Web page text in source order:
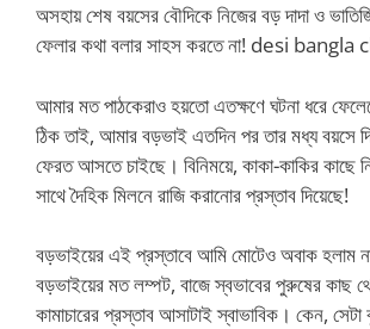
অসহায় শেষ বয়সের বৌদিকে নিজের বড় দাদা ও
ফেলার কথা বলার সাহস করতে না! desi bangla
আমার মত পাঠকেরাও হয়তো এতক্ষণে ঘটনা ধরে
ঠিক তাই, আমার বড়ভাই এতদিন পর তার মধ্য বয়সে
ফেরত আসতে চাইছে। বিনিময়ে, কাকা-কাকির কাছে
সাথে দৈহিক মিলনে রাজি করানোর প্রস্তাব দিয়েছে!
বড়ভাইয়ের এই প্রস্তাবে আমি মোটেও অবাক হলাম
বড়ভাইয়ের মত লম্পট, বাজে স্বভাবের পুরুষের কাছ
কামাচারের প্রস্তাব আসাটাই স্বাভাবিক। কেন,